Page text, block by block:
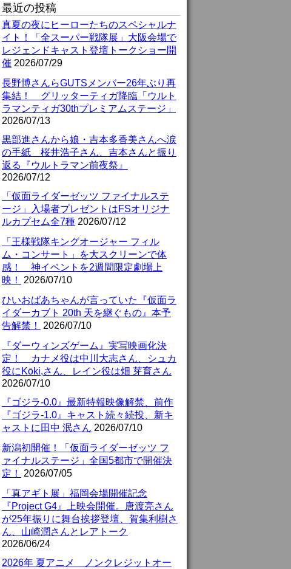
最近の投稿
真夏の夜にヒーローたちのスペシャルナ
イト！「全スーパー戦隊展」大阪会場で
レジェンドキャスト登壇トークショー開
催 2026/07/29
長野博さんらGUTSメンバー26年ぶり再
集結！ グリッターティガ降臨「ウルト
ラマンティガ30thプレミアムステージ」
2026/07/13
黒部進さんから娘・吉本多香美さんへ涙
の手紙 桜井浩子さん、吉本さんと振り
返る『ウルトラマン前夜祭』
2026/07/12
「仮面ライダーゼッツ ファイナルステ
ージ」入場者プレゼントはFSオリジナ
ルカプセム全7種 2026/07/12
「王様戦隊キングオージャー フィル
ム・コンサート」を大スクリーンで体
感！ 神イベントを2週間限定劇場上
映！
2026/07/10
ひいおばあちゃんが言っていた『仮面ラ
イダーカブト 20th 天を継ぐもの』本予
告解禁！
2026/07/10
『ダーウィンズゲーム』実写映画化決
定！ カナメ役は中川大志さん、シュカ
役にKōki,さん、レイン役は畑 芽育さん
2026/07/10
『ゴジラ-0.0』最新特報映像解禁、前作
『ゴジラ-1.0』キャスト続々続投、新キ
ャストに田中 泯さん 2026/07/10
新潟初開催！「仮面ライダーゼッツ フ
ァイナルステージ」全国5都市で開催決
定！
2026/07/05
「真アギト展」福岡会場開催記念
『Project G4』上映会開催。唐渡亮さん
が25年振りに舞台挨拶登壇、賀集利樹さ
ん、山崎潤さんとレアトーク
2026/06/24
2026年 夏アニメ ノンクレジットオー